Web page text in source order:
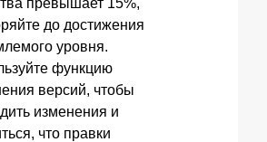
превышает 15%,
до достижения
уровня.
функцию
версий, чтобы
изменения и
что правки